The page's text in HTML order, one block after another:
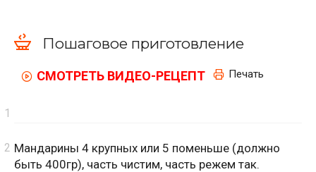
Пошаговое приготовление
СМОТРЕТЬ ВИДЕО-РЕЦЕПТ Печать
Мандарины 4 крупных или 5 поменьше (должно
быть 400гр), часть чистим, часть режем так.